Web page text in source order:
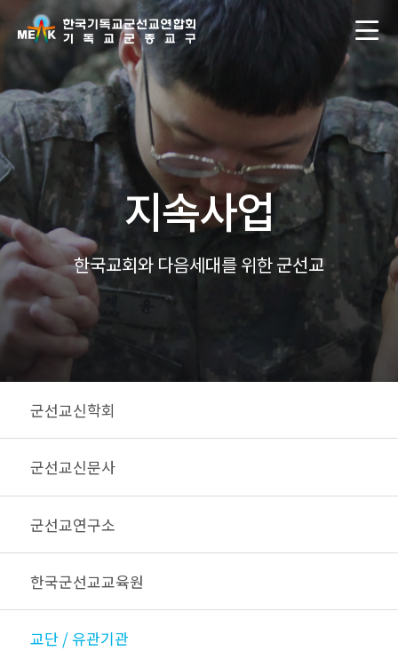
지속사업
한국교회와 다음세대를 위한 군선교
군선교신학회
군선교신문사
군선교연구소
한국군선교교육원
교단 / 유관기관